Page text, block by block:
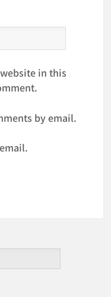
in this
by email.